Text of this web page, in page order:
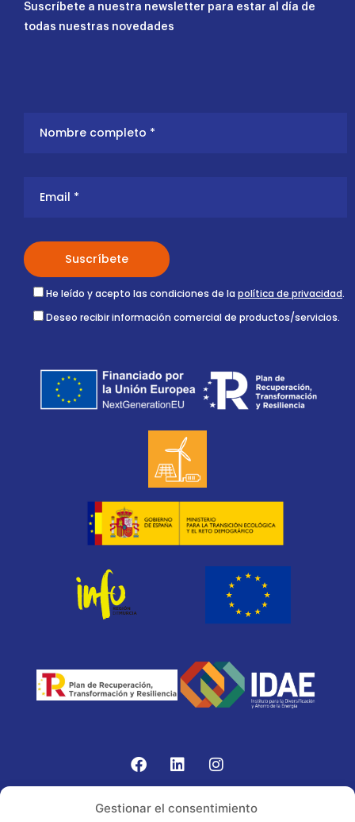
Gestionar el consentimiento
Suscríbete a nuestra newsletter para estar al día de
todas nuestras novedades
He leído y acepto las condiciones de la política de privacidad.
Deseo recibir información comercial de productos/servicios.